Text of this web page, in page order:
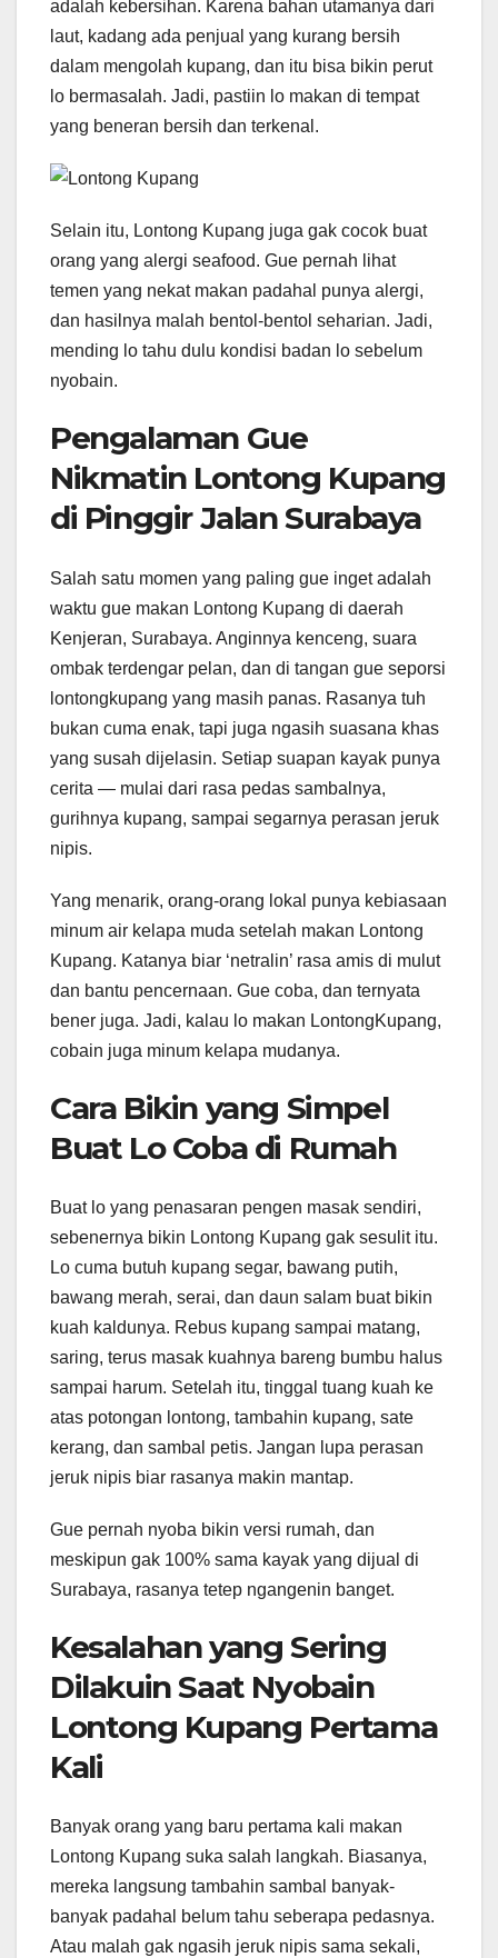
adalah kebersihan. Karena bahan utamanya dari
laut, kadang ada penjual yang kurang bersih
dalam mengolah kupang, dan itu bisa bikin perut
lo bermasalah. Jadi, pastiin lo makan di tempat
yang beneran bersih dan terkenal.
Selain itu, Lontong Kupang juga gak cocok buat
orang yang alergi seafood. Gue pernah lihat
temen yang nekat makan padahal punya alergi,
dan hasilnya malah bentol-bentol seharian. Jadi,
mending lo tahu dulu kondisi badan lo sebelum
nyobain.
Pengalaman Gue
Nikmatin Lontong Kupang
di Pinggir Jalan Surabaya
Salah satu momen yang paling gue inget adalah
waktu gue makan Lontong Kupang di daerah
Kenjeran, Surabaya. Anginnya kenceng, suara
ombak terdengar pelan, dan di tangan gue seporsi
lontongkupang yang masih panas. Rasanya tuh
bukan cuma enak, tapi juga ngasih suasana khas
yang susah dijelasin. Setiap suapan kayak punya
cerita — mulai dari rasa pedas sambalnya,
gurihnya kupang, sampai segarnya perasan jeruk
nipis.
Yang menarik, orang-orang lokal punya kebiasaan
minum air kelapa muda setelah makan Lontong
Kupang. Katanya biar ‘netralin’ rasa amis di mulut
dan bantu pencernaan. Gue coba, dan ternyata
bener juga. Jadi, kalau lo makan LontongKupang,
cobain juga minum kelapa mudanya.
Cara Bikin yang Simpel
Buat Lo Coba di Rumah
Buat lo yang penasaran pengen masak sendiri,
sebenernya bikin Lontong Kupang gak sesulit itu.
Lo cuma butuh kupang segar, bawang putih,
bawang merah, serai, dan daun salam buat bikin
kuah kaldunya. Rebus kupang sampai matang,
saring, terus masak kuahnya bareng bumbu halus
sampai harum. Setelah itu, tinggal tuang kuah ke
atas potongan lontong, tambahin kupang, sate
kerang, dan sambal petis. Jangan lupa perasan
jeruk nipis biar rasanya makin mantap.
Gue pernah nyoba bikin versi rumah, dan
meskipun gak 100% sama kayak yang dijual di
Surabaya, rasanya tetep ngangenin banget.
Kesalahan yang Sering
Dilakuin Saat Nyobain
Lontong Kupang Pertama
Kali
Banyak orang yang baru pertama kali makan
Lontong Kupang suka salah langkah. Biasanya,
mereka langsung tambahin sambal banyak-
banyak padahal belum tahu seberapa pedasnya.
Atau malah gak ngasih jeruk nipis sama sekali,